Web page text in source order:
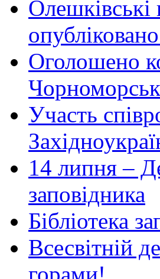
Олешківські
Оголошено
Участь
14 липня –
заповідника
Бібліотека
Всесвітній